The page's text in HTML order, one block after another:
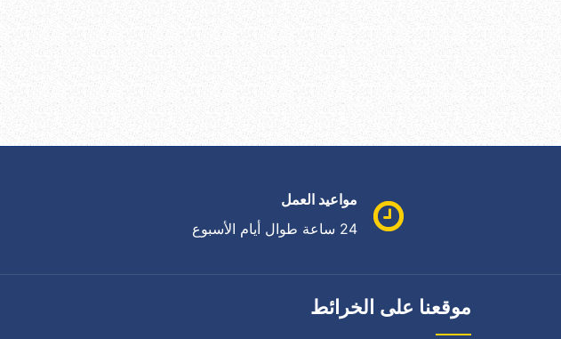
مواعيد العمل
24 ساعة طوال أيام الأسبوع
موقعنا على الخرائط